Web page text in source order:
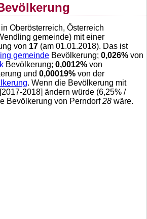
in Oberösterreich, Österreich
gemeinde) mit einer
von 17 (am 01.01.2018). Das ist
gemeinde Bevölkerung; 0,026% von
Bevölkerung; 0,0012% von
und 0,00019% von der
. Wenn die Bevölkerung mit
2018] ändern würde (6,25% /
Bevölkerung von Perndorf28 wäre.